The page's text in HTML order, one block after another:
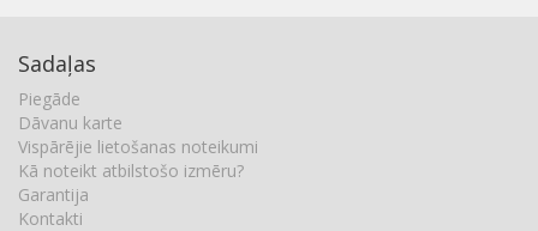
Sadaļas
Piegāde
Dāvanu karte
Vispārējie lietošanas noteikumi
Kā noteikt atbilstošo izmēru?
Garantija
Kontakti